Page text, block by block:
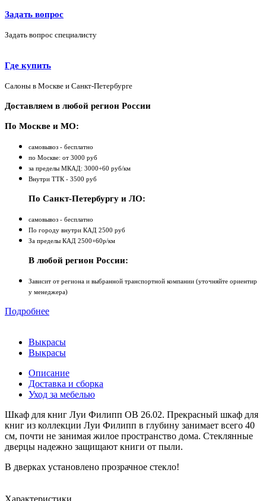
Задать вопрос
Задать вопрос специалисту
Где купить
Салоны в Москве и Санкт-Петербурге
Доставляем в любой регион России
По Москве и МО:
самовывоз - бесплатно
по Москве: от 3000 руб
за пределы МКАД: 3000+60 руб/км
Внутри ТТК - 3500 руб
По Санкт-Петербургу и ЛО:
самовывоз - бесплатно
По городу внутри КАД 2500 руб
За пределы КАД 2500+60р/км
В любой регион России:
Зависит от региона и выбранной транспортной компании (уточняйте ориентир
у менеджера)
Подробнее
Выкрасы
Выкрасы
Описание
Доставка и сборка
Уход за мебелью
Шкаф для книг Луи Филипп ОВ 26.02. Прекрасный шкаф для
книг из коллекции Луи Филипп в глубину занимает всего 40
см, почти не занимая жилое пространство дома. Стеклянные
дверцы надежно защищают книги от пыли.
В дверках установлено прозрачное стекло!